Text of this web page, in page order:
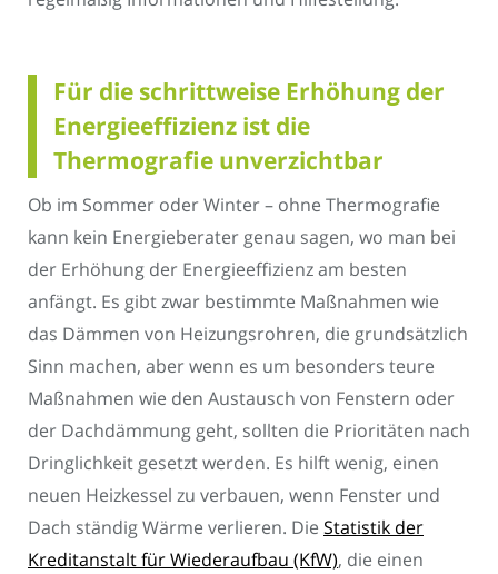
Für die schrittweise Erhöhung der
Energieeffizienz ist die
Thermografie unverzichtbar
Ob im Sommer oder Winter – ohne Thermografie
kann kein Energieberater genau sagen, wo man bei
der Erhöhung der Energieeffizienz am besten
anfängt. Es gibt zwar bestimmte Maßnahmen wie
das Dämmen von Heizungsrohren, die grundsätzlich
Sinn machen, aber wenn es um besonders teure
Maßnahmen wie den Austausch von Fenstern oder
der Dachdämmung geht, sollten die Prioritäten nach
Dringlichkeit gesetzt werden. Es hilft wenig, einen
neuen Heizkessel zu verbauen, wenn Fenster und
Dach ständig Wärme verlieren. Die Statistik der
Kreditanstalt für Wiederaufbau (KfW), die einen